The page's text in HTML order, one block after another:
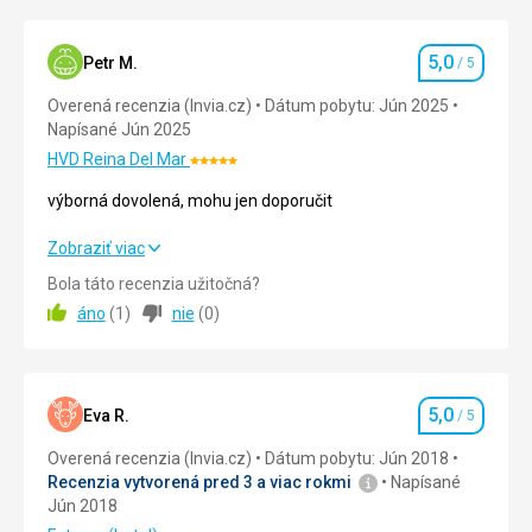
Festival
hostí
účastníkou
celého
sveta
Indonézie,
Anglicka,
Belgicka,
Holandska,
Írska
Mesto
Burgas
jedným
Petr M. Hodnotenie
5,0 / 5
Overená recenzia (Invia.cz)
Dátum pobytu: Jún 2025
Napísané Jún 2025
HVD Reina Del MarHodnotenie:
5/5
výborná dovolená, mohu jen doporučit
výborná dovolená, mohu jen doporučit
Strava
Služby 5,0/ 5
Cena 5,0
Zobraziť viac
Bola táto recenzia užitočná?
áno (1 ) nie (0)
Eva R. Hodnotenie
5,0 / 5
Overená recenzia (Invia.cz)
Dátum pobytu: Jún 2018
Recenzia vytvorená pred 3 a viac rokmi
Napísané
Jún 2018